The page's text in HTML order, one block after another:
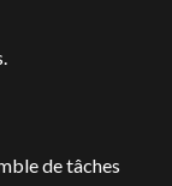
de tâches